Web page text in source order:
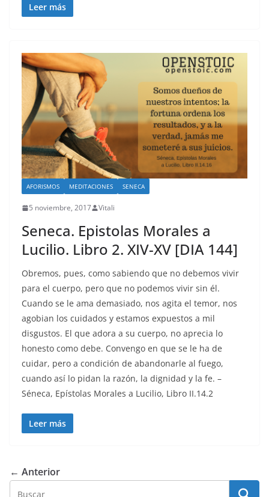
Leer más
AFORISMOS MEDITACIONES SENECA
5 noviembre, 2017 Vitali
Seneca. Epistolas Morales a
Lucilio. Libro 2. XIV-XV [DIA 144]
Obremos, pues, como sabiendo que no debemos vivir
para el cuerpo, pero que no podemos vivir sin él.
Cuando se le ama demasiado, nos agita el temor, nos
agobian los cuidados y estamos expuestos a mil
disgustos. El que adora a su cuerpo, no aprecia lo
honesto como debe. Convengo en que se le ha de
cuidar, pero a condición de abandonarle al fuego,
cuando así lo pidan la razón, la dignidad y la fe. –
Séneca, Epístolas Morales a Lucilio, Libro II.14.2
Leer más
← Anterior